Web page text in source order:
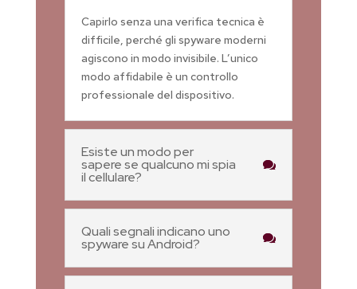
Capirlo senza una verifica tecnica è
difficile, perché gli spyware moderni
agiscono in modo invisibile. L’unico
modo affidabile è un controllo
professionale del dispositivo.
Esiste un modo per
sapere se qualcuno mi spia
il cellulare?
Quali segnali indicano uno
spyware su Android?